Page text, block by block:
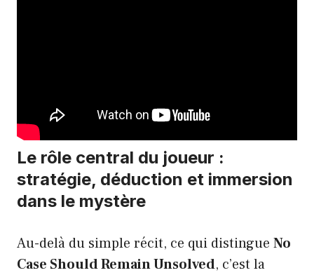
Le rôle central du joueur :
stratégie, déduction et immersion
dans le mystère
Au-delà du simple récit, ce qui distingue No
Case Should Remain Unsolved, c’est la